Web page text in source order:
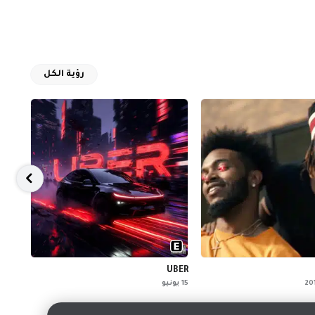
رؤية الكل
UBER
15 يونيو